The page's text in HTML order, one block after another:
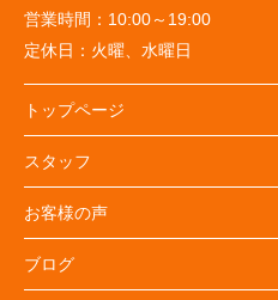
営業時間： 10:00～19:00
定休日： 火曜、水曜日
トップページ
スタッフ
お客様の声
ブログ